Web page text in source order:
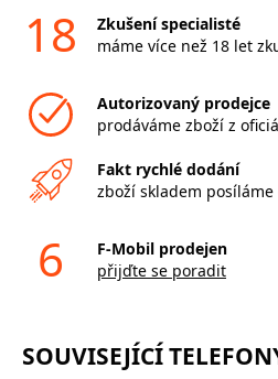
18
Zkušení specialisté
máme více než 18 let
Autorizovaný prodejce
prodáváme zboží z
Fakt rychlé dodání
zboží skladem
6
F-Mobil prodejen
přijďte se poradit
SOUVISEJÍCÍ